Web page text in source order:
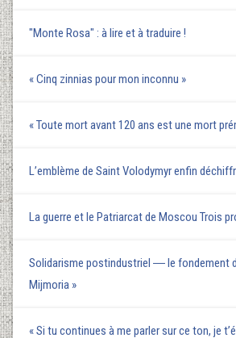
"Monte Rosa" : à lire et à traduire !
« Cinq zinnias pour mon inconnu »
« Toute mort avant 120 ans est une mort
L’emblème de Saint Volodymyr enfin
La guerre et le Patriarcat de Moscou Trois
Solidarisme postindustriel ― le fondement
Mijmoria »
« Si tu continues à me parler sur ce ton, je